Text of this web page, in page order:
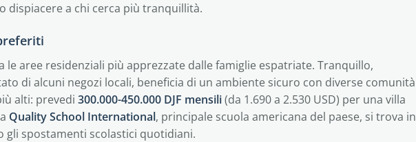
dispiacere a chi cerca più tranquillità.
le aree residenziali più apprezzate dalle famiglie espatriate. Tranquillo,
di alcuni negozi locali, beneficia di un ambiente sicuro con diverse comunità
alti: prevedi 300.000-450.000 DJF mensili(da 1.690 a 2.530 USD) per una villa
Quality School International, principale scuola americana del paese, si trova in
gli spostamenti scolastici quotidiani.